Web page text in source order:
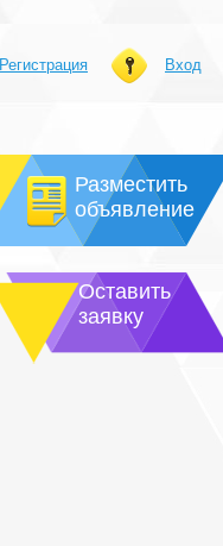
Вход
Регистрация
Разместить
объявление
Оставить
заявку